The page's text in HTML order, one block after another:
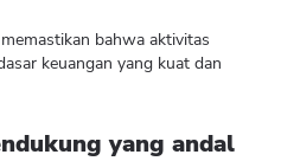
bahwa aktivitas
keuangan yang kuat dan
yang andal